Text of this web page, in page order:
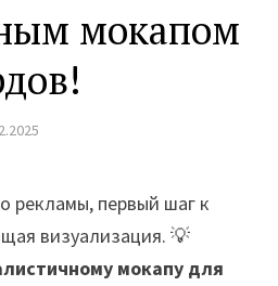
мокапом
рекламы, первый шаг к
визуализация. 💡
мокапу для